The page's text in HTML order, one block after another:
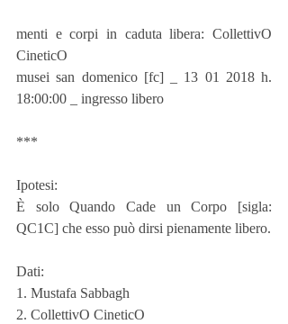
menti e corpi in caduta libera: CollettivO
CineticO
musei san domenico [fc] _ 13 01 2018 h.
18:00:00 _ ingresso libero
***
Ipotesi:
È solo Quando Cade un Corpo [sigla:
QC1C] che esso può dirsi pienamente libero.
Dati:
1. Mustafa Sabbagh
2. CollettivO CineticO